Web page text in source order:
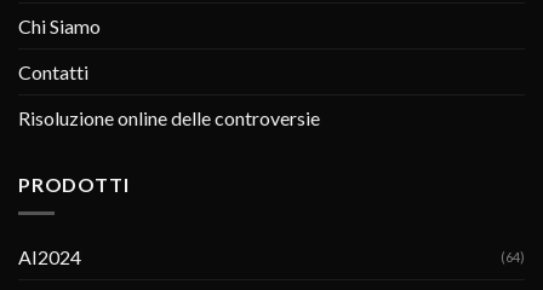
Chi Siamo
Contatti
Risoluzione online delle controversie
PRODOTTI
AI2024 (64)